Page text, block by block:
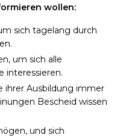
wollen:
sich tagelang durch
um sich alle
interessieren.
ihrer Ausbildung immer
Bescheid wissen
und sich